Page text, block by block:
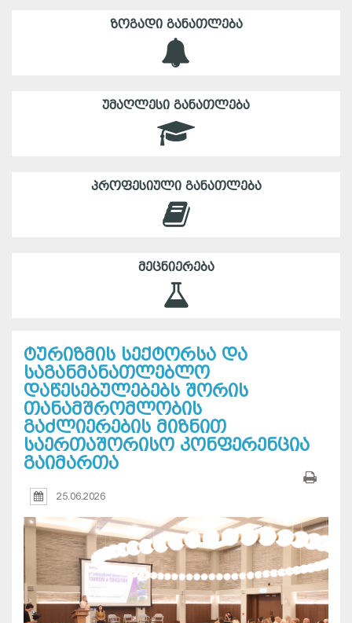
ᲖᲝᲒᲐᲓᲘ ᲒᲐᲜᲐᲗᲚᲔᲑᲐ
ᲣᲛᲐᲦᲚᲔᲡᲘ ᲒᲐᲜᲐᲗᲚᲔᲑᲐ
ᲞᲠᲝᲤᲔᲡᲘᲣᲚᲘ ᲒᲐᲜᲐᲗᲚᲔᲑᲐ
ᲛᲔᲪᲜᲘᲔᲠᲔᲑᲐ
ტურიზმის სექტორსა და
საგანმანათლებლო
დაწესებულებებს შორის
თანამშრომლობის
გაძლიერების მიზნით
საერთაშორისო კონფერენცია
გაიმართა
25.06.2026